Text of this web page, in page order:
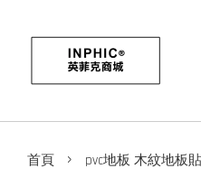
首頁 › pvc地板 木紋地板